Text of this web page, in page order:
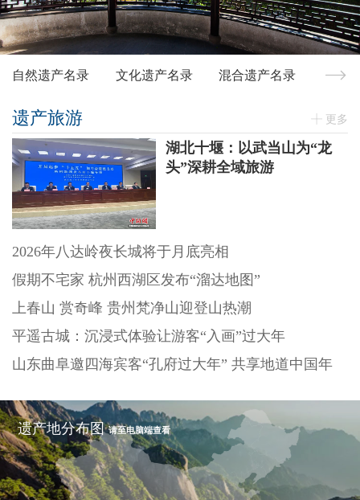
自然遗产名录 文化遗产名录 混合遗产名录
遗产旅游 更多
湖北十堰：以武当山为“龙
头”深耕全域旅游
2026年八达岭夜长城将于月底亮相
假期不宅家 杭州西湖区发布“溜达地图”
上春山 赏奇峰 贵州梵净山迎登山热潮
平遥古城：沉浸式体验让游客“入画”过大年
山东曲阜邀四海宾客“孔府过大年” 共享地道中国年
遗产地分布图请至电脑端查看